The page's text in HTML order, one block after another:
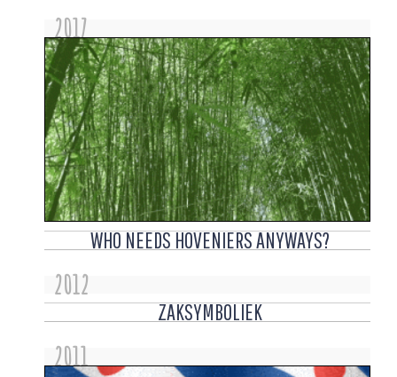
2017
WHO NEEDS HOVENIERS ANYWAYS?
2012
ZAKSYMBOLIEK
2011